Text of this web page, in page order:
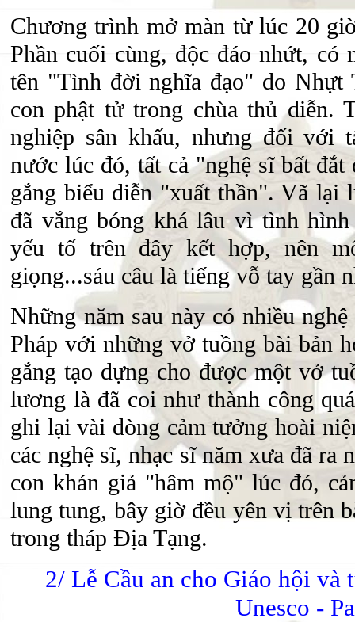
Chương trình mở màn từ lúc 20
Phần cuối cùng, độc đáo nhứt, có
tên "Tình đời nghĩa đạo" do Nhựt
con phật tử trong chùa thủ diễn.
nghiệp sân khấu, nhưng đối với
nước lúc đó, tất cả "nghệ sĩ bất đắt
gắng biểu diễn "xuất thần". Vã lại
đã vắng bóng khá lâu vì tình
yếu tố trên đây kết hợp, nên
giọng...sáu câu là tiếng vỗ tay gần
Những năm sau này có nhiều
Pháp với những vở tuồng bài bản
gắng tạo dựng cho được một vở
lương là đã coi như thành công
ghi lại vài dòng cảm tưởng hoài
các nghệ sĩ, nhạc sĩ năm xưa đã ra
con khán giả "hâm mộ" lúc đó,
lung tung, bây giờ đều yên vị trên
trong tháp Địa Tạng.
2/ Lễ Cầu an cho Giáo hội và
Unesco -